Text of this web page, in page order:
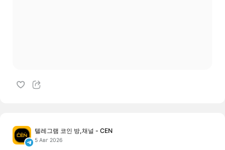
텔레그램 코인 방,채널 - CEN
5 Авг 2026